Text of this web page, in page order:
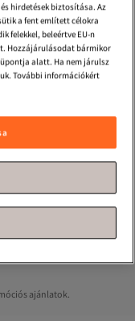
(30 nap)
ajánlatok.
hirdetések biztosítása. Az
a fent említett célokra
felekkel, beleértve EU-n
Hozzájárulásodat bármikor
alatt. Ha nem járulsz
További információkért